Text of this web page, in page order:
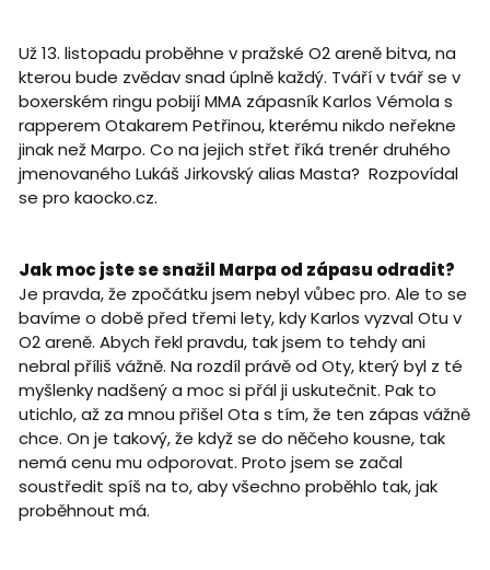
Už 13. listopadu proběhne v pražské O2 areně bitva, na
kterou bude zvědav snad úplně každý. Tváří v tvář se v
boxerském ringu pobijí MMA zápasník Karlos Vémola s
rapperem Otakarem Petřinou, kterému nikdo neřekne
jinak než Marpo. Co na jejich střet říká trenér druhého
jmenovaného Lukáš Jirkovský alias Masta? Rozpovídal
se pro kaocko.cz.
Jak moc jste se snažil Marpa od zápasu odradit?
Je pravda, že zpočátku jsem nebyl vůbec pro. Ale to se
bavíme o době před třemi lety, kdy Karlos vyzval Otu v
O2 areně. Abych řekl pravdu, tak jsem to tehdy ani
nebral příliš vážně. Na rozdíl právě od Oty, který byl z té
myšlenky nadšený a moc si přál ji uskutečnit. Pak to
utichlo, až za mnou přišel Ota s tím, že ten zápas vážně
chce. On je takový, že když se do něčeho kousne, tak
nemá cenu mu odporovat. Proto jsem se začal
soustředit spíš na to, aby všechno proběhlo tak, jak
proběhnout má.